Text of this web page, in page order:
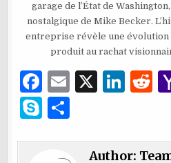
garage de l’État de
nostalgique de Mike Becker.
entreprise révèle une
produit au rachat
F
a
c
e
E
l
X
Li
e
R
S
taAuthor: